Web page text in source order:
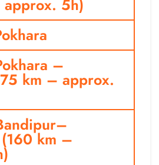
5h)
–
km – approx.
km –